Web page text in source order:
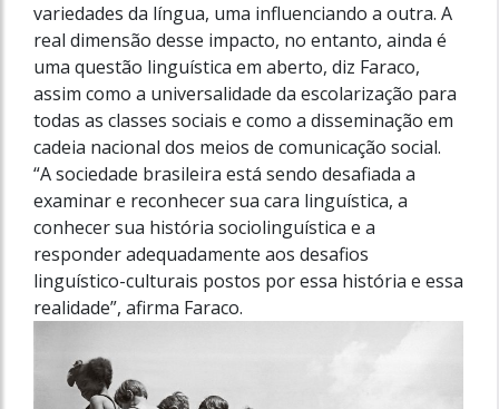
variedades da língua, uma influenciando a outra. A
real dimensão desse impacto, no entanto, ainda é
uma questão linguística em aberto, diz Faraco,
assim como a universalidade da escolarização para
todas as classes sociais e como a disseminação em
cadeia nacional dos meios de comunicação social.
“A sociedade brasileira está sendo desafiada a
examinar e reconhecer sua cara linguística, a
conhecer sua história sociolinguística e a
responder adequadamente aos desafios
linguístico-culturais postos por essa história e essa
realidade”, afirma Faraco.